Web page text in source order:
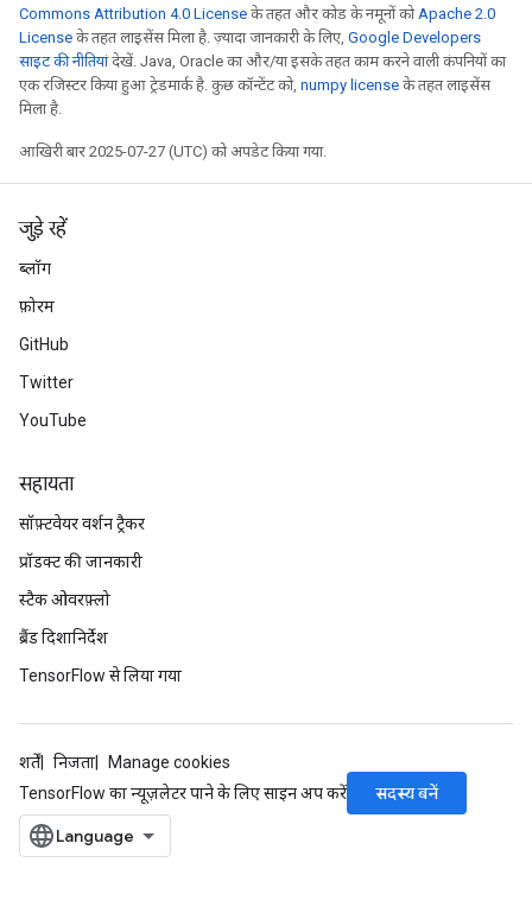
Commons Attribution 4.0 License के तहत और कोड के नमूनों कोApache 2.0
License के तहत लाइसेंस मिला है. ज़्यादा जानकारी के लिए, Google Developers
साइट की नीतियांदेखें. Java, Oracle का और/या इसके तहत काम करने वाली कंपनियों का
एक रजिस्टर किया हुआ ट्रेडमार्क है. कुछ कॉन्टेंट को, numpy license के तहत लाइसेंस
मिला है.
आखिरी बार 2025-07-27 (UTC) को अपडेट किया गया.
जुड़े रहें
ब्लॉग
फ़ोरम
GitHub
Twitter
YouTube
सहायता
सॉफ़्टवेयर वर्शन ट्रैकर
प्रॉडक्ट की जानकारी
स्टैक ओवरफ़्लो
ब्रैंड दिशानिर्देश
TensorFlow से लिया गया
शर्तें निजता
Manage cookies
TensorFlow का न्यूज़लेटर पाने के लिए साइन अप करें
सदस्य बनें